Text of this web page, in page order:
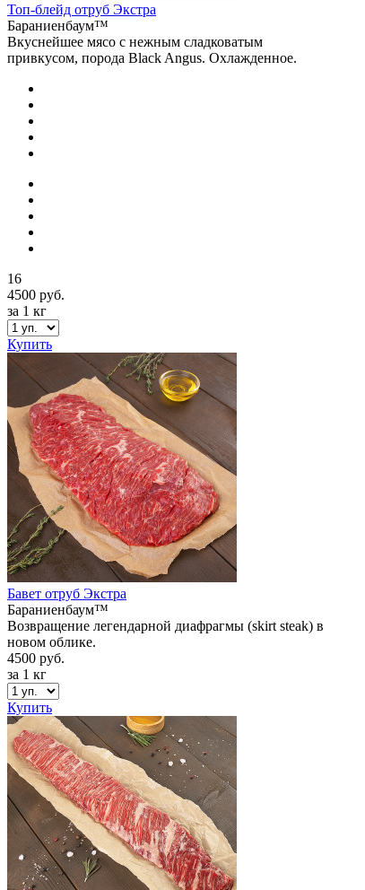
Топ-блейд отруб Экстра
Бараниенбаум™
Вкуснейшее мясо с нежным сладковатым
привкусом, порода Black Angus. Охлажденное.
16
4500 руб.
за 1 кг
Купить
Бавет отруб Экстра
Бараниенбаум™
Возвращение легендарной диафрагмы (skirt steak) в
новом облике.
4500 руб.
за 1 кг
Купить